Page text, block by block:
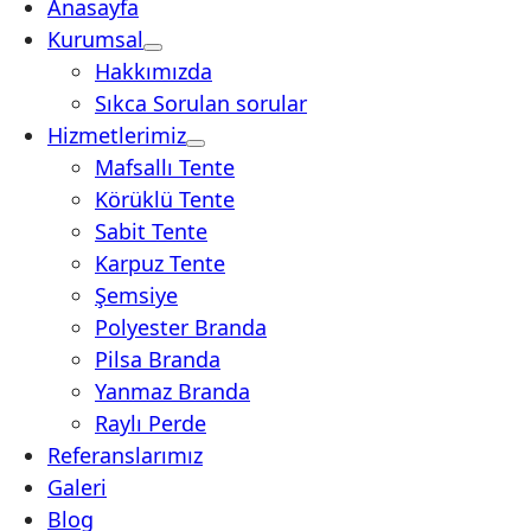
Anasayfa
Kurumsal
Hakkımızda
Sıkca Sorulan sorular
Hizmetlerimiz
Mafsallı Tente
Körüklü Tente
Sabit Tente
Karpuz Tente
Şemsiye
Polyester Branda
Pilsa Branda
Yanmaz Branda
Raylı Perde
Referanslarımız
Galeri
Blog